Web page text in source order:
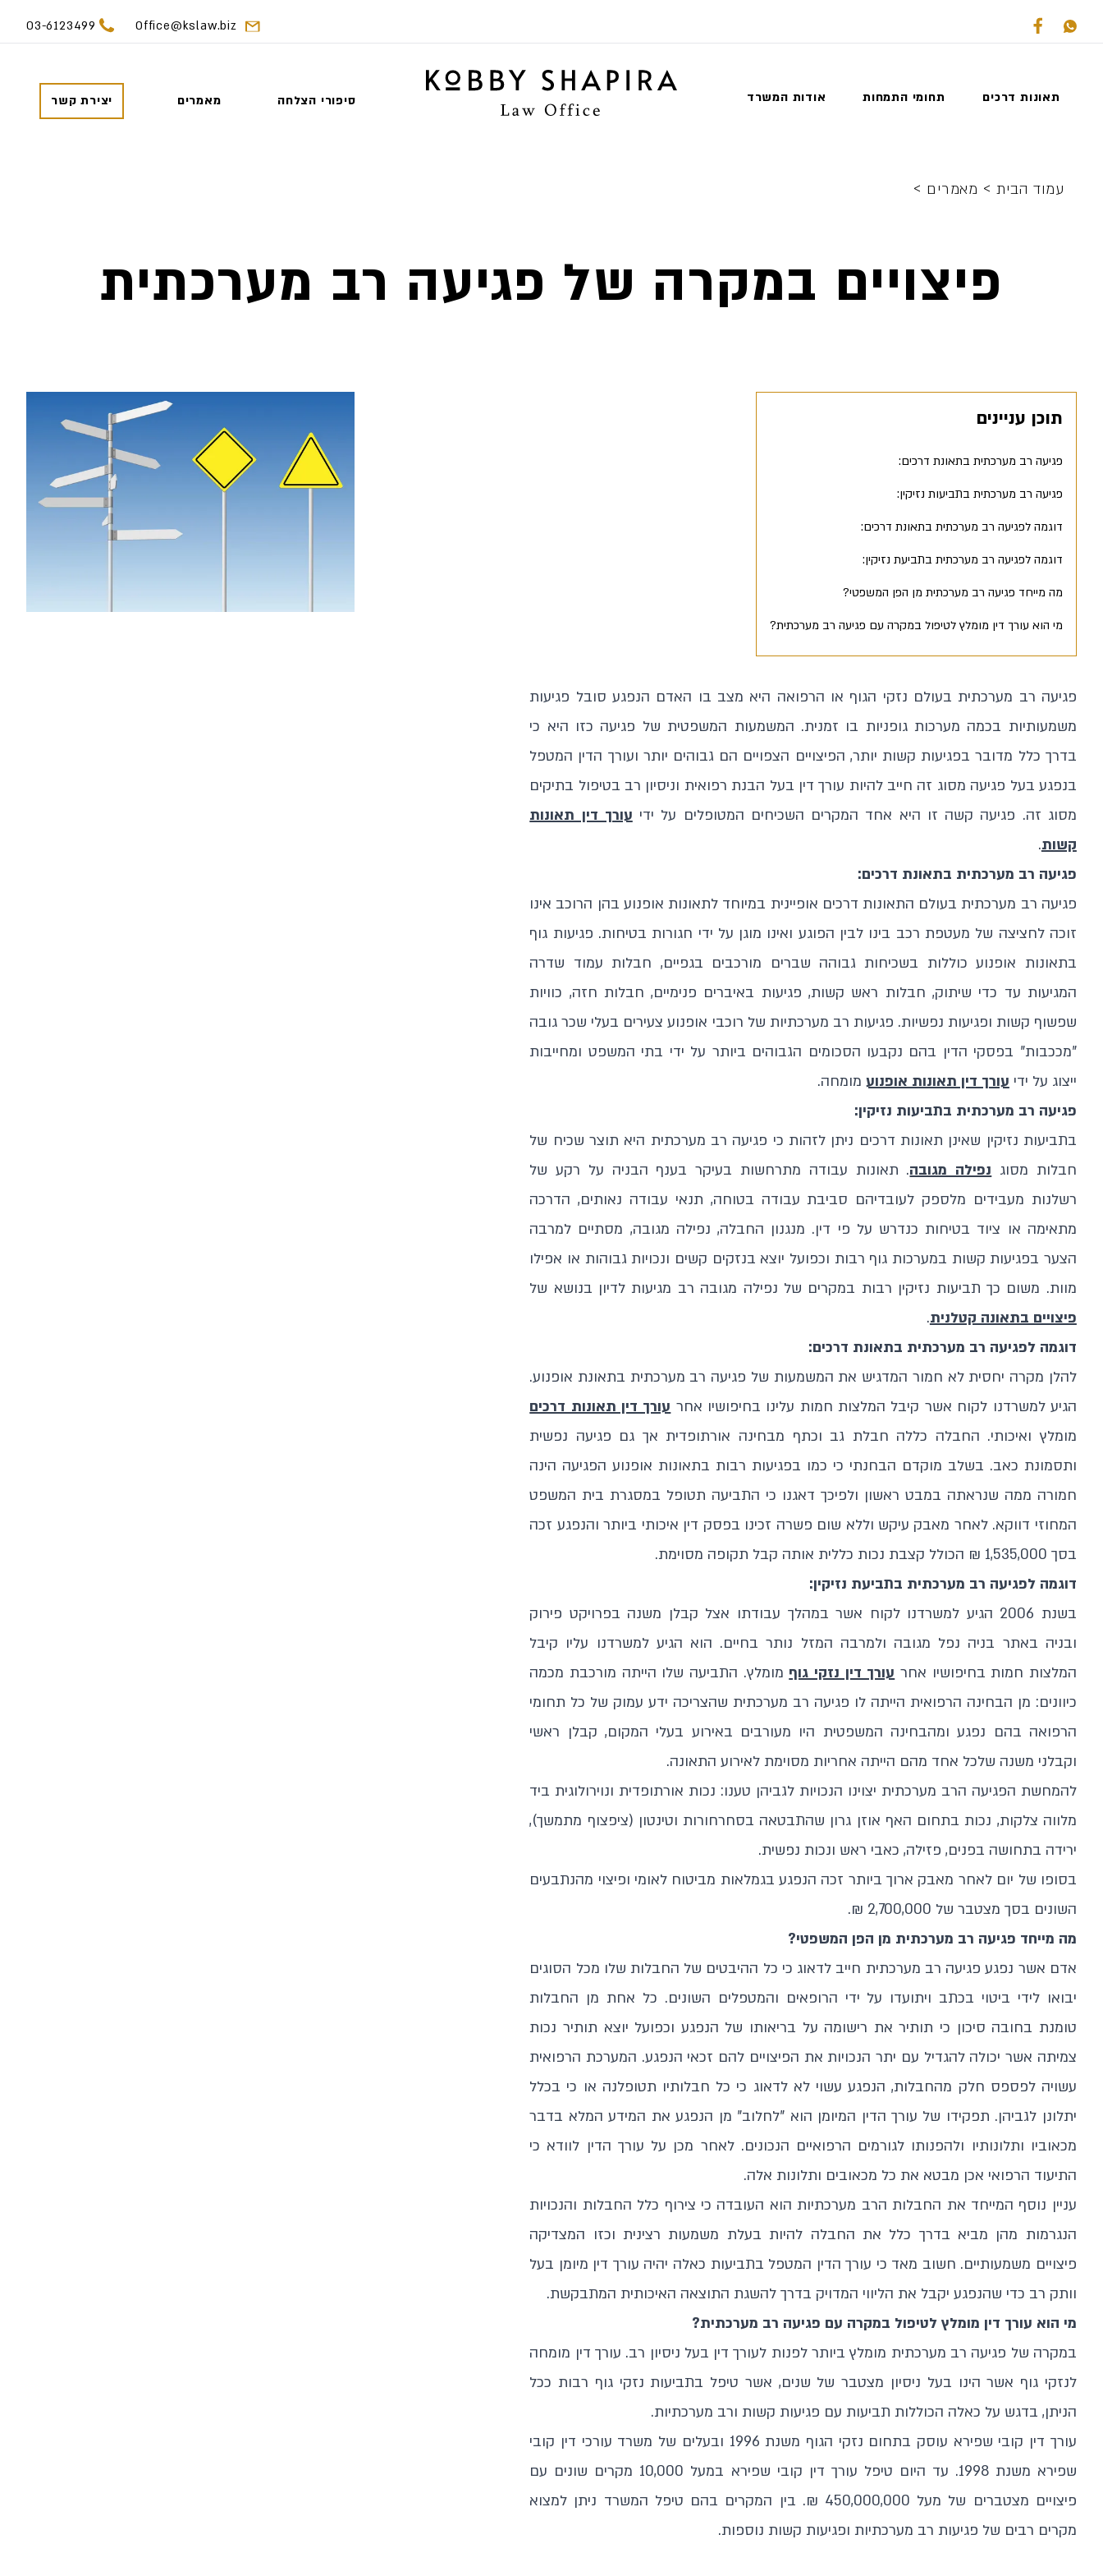
03-6123499 Office@kslaw.biz
יצירת קשר מאמרים סיפורי הצלחה אודות המשרד תחומי התמחות תאונות דרכים
עמוד הבית > מאמרים >
פיצויים במקרה של פגיעה רב מערכתית
תוכן עניינים
פגיעה רב מערכתית בתאונת דרכים:
פגיעה רב מערכתית בתביעות נזיקין:
דוגמה לפגיעה רב מערכתית בתאונת דרכים:
דוגמה לפגיעה רב מערכתית בתביעת נזיקין:
מה מייחד פגיעה רב מערכתית מן הפן המשפטי?
מי הוא עורך דין מומלץ לטיפול במקרה עם פגיעה רב מערכתית?
פגיעה רב מערכתית בעולם נזקי הגוף או הרפואה היא מצב בו האדם הנפגע סובל פגיעות
משמעותיות בכמה מערכות גופניות בו זמנית. המשמעות המשפטית של פגיעה כזו היא כי
בדרך כלל מדובר בפגיעות קשות יותר, הפיצויים הצפויים הם גבוהים יותר ועורך הדין המטפל
בנפגע בעל פגיעה מסוג זה חייב להיות עורך דין בעל הבנת רפואית וניסיון רב בטיפול בתיקים
מסוג זה. פגיעה קשה זו היא אחד המקרים השכיחים המטופלים על ידי עורך דין תאונות
קשות.
פגיעה רב מערכתית בתאונת דרכים:
פגיעה רב מערכתית בעולם התאונות דרכים אופיינית במיוחד לתאונות אופנוע בהן הרוכב אינו
זוכה לחציצה של מעטפת רכב בינו לבין הפוגע ואינו מוגן על ידי חגורות בטיחות. פגיעות גוף
בתאונות אופנוע כוללות בשכיחות גבוהה שברים מורכבים בגפיים, חבלות עמוד שדרה
המגיעות עד כדי שיתוק, חבלות ראש קשות, פגיעות באיברים פנימיים, חבלות חזה, כוויות
שפשוף קשות ופגיעות נפשיות. פגיעות רב מערכתיות של רוכבי אופנוע צעירים בעלי שכר גובה
"מככבות" בפסקי הדין בהם נקבעו הסכומים הגבוהים ביותר על ידי בתי המשפט ומחייבות
ייצוג על ידי עורך דין תאונות אופנוע מומחה.
פגיעה רב מערכתית בתביעות נזיקין:
בתביעות נזיקין שאינן תאונות דרכים ניתן לזהות כי פגיעה רב מערכתית היא תוצר שכיח של
חבלות מסוג נפילה מגובה. תאונות עבודה מתרחשות בעיקר בענף הבניה על רקע של
רשלנות מעבידים מלספק לעובדיהם סביבת עבודה בטוחה, תנאי עבודה נאותים, הדרכה
מתאימה או ציוד בטיחות כנדרש על פי דין. מנגנון החבלה, נפילה מגובה, מסתיים למרבה
הצער בפגיעות קשות במערכות גוף רבות וכפועל יוצא בנזקים קשים ונכויות גבוהות או אפילו
מוות. משום כך תביעות נזיקין רבות במקרים של נפילה מגובה רב מגיעות לדיון בנושא של
פיצויים בתאונה קטלנית.
דוגמה לפגיעה רב מערכתית בתאונת דרכים:
להלן מקרה יחסית לא חמור המדגיש את המשמעות של פגיעה רב מערכתית בתאונת אופנוע.
הגיע למשרדנו לקוח אשר קיבל המלצות חמות עלינו בחיפושיו אחר עורך דין תאונות דרכים
מומלץ ואיכותי. החבלה כללה חבלת גב וכתף מבחינה אורתופדית אך גם פגיעה נפשית
ותסמונת כאב. בשלב מוקדם הבחנתי כי כמו בפגיעות רבות בתאונות אופנוע הפגיעה הינה
חמורה ממה שנראתה במבט ראשון ולפיכך דאגנו כי התביעה תטופל במסגרת בית המשפט
המחוזי דווקא. לאחר מאבק עיקש וללא שום פשרה זכינו בפסק דין איכותי ביותר והנפגע זכה
בסך 1,535,000 ₪ הכולל קצבת נכות כללית אותה קבל תקופה מסוימת.
דוגמה לפגיעה רב מערכתית בתביעת נזיקין:
בשנת 2006 הגיע למשרדנו לקוח אשר במהלך עבודתו אצל קבלן משנה בפרויקט פירוק
ובניה באתר בניה נפל מגובה ולמרבה המזל נותר בחיים. הוא הגיע למשרדנו עליו קיבל
המלצות חמות בחיפושיו אחר עורך דין נזקי גוף מומלץ. התביעה שלו הייתה מורכבת מכמה
כיוונים: מן הבחינה הרפואית הייתה לו פגיעה רב מערכתית שהצריכה ידע עמוק של כל תחומי
הרפואה בהם נפגע ומהבחינה המשפטית היו מעורבים באירוע בעלי המקום, קבלן ראשי
וקבלני משנה שלכל אחד מהם הייתה אחריות מסוימת לאירוע התאונה.
להמחשת הפגיעה הרב מערכתית יצוינו הנכויות לגביהן טענו: נכות אורתופדית ונוירולוגית ביד
מלווה צלקות, נכות בתחום האף אוזן גרון שהתבטאה בסחרחורות וטינטון (ציפצוף מתמשך),
ירידה בתחושה בפנים, פזילה, כאבי ראש ונכות נפשית.
בסופו של יום לאחר מאבק ארוך ביותר זכה הנפגע בגמלאות מביטוח לאומי ופיצוי מהנתבעים
השונים בסך מצטבר של 2,700,000 ₪.
מה מייחד פגיעה רב מערכתית מן הפן המשפטי?
אדם אשר נפגע פגיעה רב מערכתית חייב לדאוג כי כל ההיבטים של החבלות שלו מכל הסוגים
יבואו לידי ביטוי בכתב ויתועדו על ידי הרופאים והמטפלים השונים. כל אחת מן החבלות
טומנת בחובה סיכון כי תותיר את רישומה על בריאותו של הנפגע וכפועל יוצא תותיר נכות
צמיתה אשר יכולה להגדיל עם יתר הנכויות את הפיצויים להם זכאי הנפגע. המערכת הרפואית
עשויה לפספס חלק מהחבלות, הנפגע עשוי לא לדאוג כי כל חבלותיו תטופלנה או כי בכלל
יתלונן לגביהן. תפקידו של עורך הדין המיומן הוא "לחלוב" מן הנפגע את המידע המלא בדבר
מכאוביו ותלונותיו ולהפנותו לגורמים הרפואיים הנכונים. לאחר מכן על עורך הדין לוודא כי
התיעוד הרפואי אכן מבטא את כל מכאובים ותלונות אלה.
עניין נוסף המייחד את החבלות הרב מערכתיות הוא העובדה כי צירוף כלל החבלות והנכויות
הנגרמות מהן מביא בדרך כלל את החבלה להיות בעלת משמעות רצינית וכזו המצדיקה
פיצויים משמעותיים. חשוב מאד כי עורך הדין המטפל בתביעות כאלה יהיה עורך דין מיומן בעל
וותק רב כדי שהנפגע יקבל את הליווי המדויק בדרך להשגת התוצאה האיכותית המתבקשת.
מי הוא עורך דין מומלץ לטיפול במקרה עם פגיעה רב מערכתית?
במקרה של פגיעה רב מערכתית מומלץ ביותר לפנות לעורך דין בעל ניסיון רב. עורך דין מומחה
לנזקי גוף אשר הינו בעל ניסיון מצטבר של שנים, אשר טיפל בתביעות נזקי גוף רבות ככל
הניתן, בדגש על כאלה הכוללות תביעות עם פגיעות קשות ורב מערכתיות.
עורך דין קובי שפירא עוסק בתחום נזקי הגוף משנת 1996 ובעלים של משרד עורכי דין קובי
שפירא משנת 1998. עד היום טיפל עורך דין קובי שפירא במעל 10,000 מקרים שונים עם
פיצויים מצטברים של מעל 450,000,000 ₪. בין המקרים בהם טיפל המשרד ניתן למצוא
מקרים רבים של פגיעות רב מערכתיות ופגיעות קשות נוספות.